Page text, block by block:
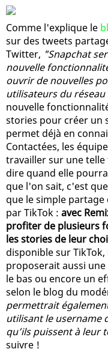
Comme l'explique le
sur des tweets
Twitter, "Snapchat
nouvelle
ouvrir de nouvelles
utilisateurs du réseau
nouvelle
stories pour créer un
permet déjà en
Contactées, les
travailler sur une
dire quand elle
que l'on sait, c'est
que le simple
par TikTok : avec
profiter de plusieurs
les stories de leur
disponible sur
proposerait aussi
le bas ou encore un
selon le blog du
permettrait
utilisant le username
qu’ils puissent à leur
suivre !